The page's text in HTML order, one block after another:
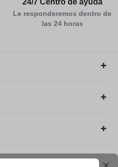
Le responderemos dentro de
las 24 horas